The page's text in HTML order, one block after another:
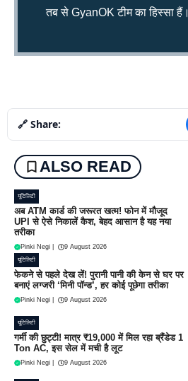
तब से GyanOK टीम का हिस्सा हैं।
🔗 Share:
ALSO READ
यूटिलिटी
अब ATM कार्ड की जरूरत खत्म! फोन में मौजूद
UPI से ऐसे निकालें कैश, बेहद आसान है यह नया
तरीका
Pinki Negi 9 August 2026
यूटिलिटी
फेकने से पहले देख लें! पुरानी पानी की केन से घर पर
बनाएं लग्जरी ‘मिनी पॉन्ड’, हर कोई पूछेगा तरीका
Pinki Negi 9 August 2026
यूटिलिटी
गर्मी की छुट्टी! मात्र ₹19,000 में मिल रहा ब्रैंडेड 1
Ton AC, इस सेल में मची है लूट
Pinki Negi 9 August 2026